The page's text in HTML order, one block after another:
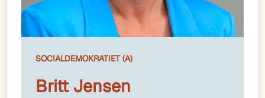
SOCIALDEMOKRATIET (A)
Britt Jensen